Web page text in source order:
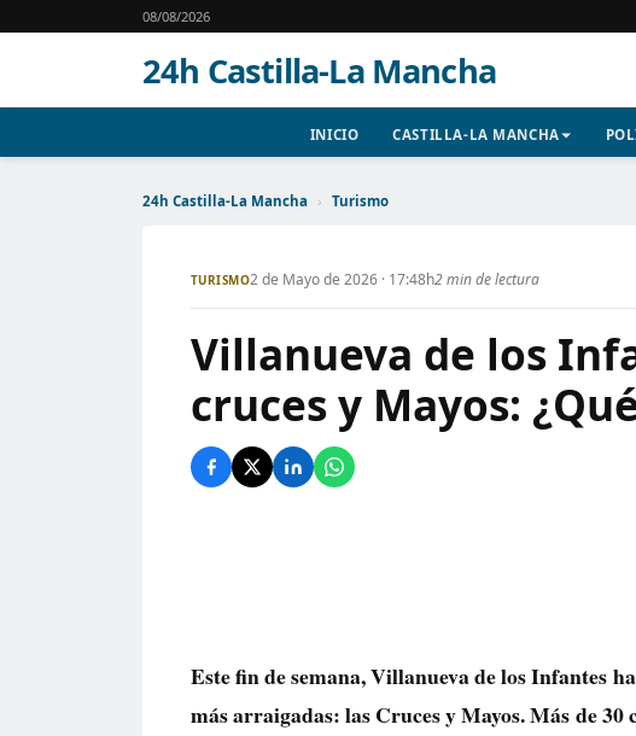
08/08/2026
24h Castilla-La Mancha
INICIO CASTILLA-LA MANCHA
24h Castilla-La Mancha › Turismo
TURISMO2 de Mayo de 2026 · 17:48h2 min de lectura
Villanueva de los
cruces y Mayos:
Este fin de semana, Villanueva de los Infantes
más arraigadas: las Cruces y Mayos. Más de